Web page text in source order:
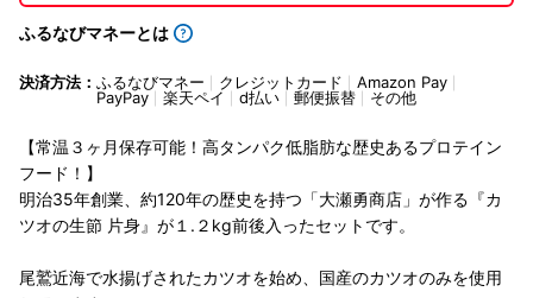
ふるなびマネーとは
決済方法： ふるなびマネー クレジットカード
Amazon Pay
PayPay
楽天ペイ d払い 郵便振替 その他
【常温３ヶ月保存可能！高タンパク低脂肪な歴史あるプロテイン
フード！】
明治35年創業、約120年の歴史を持つ「大瀬勇商店」が作る『カ
ツオの生節 片身』が１.２kg前後入ったセットです。
尾鷲近海で水揚げされたカツオを始め、国産のカツオのみを使用